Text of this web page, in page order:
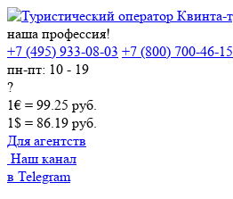
наша профессия!
+7 (495) 933-08-03 +7 (800) 700-46-15
пн-пт: 10 - 19
?
1€ = 99.25 руб.
1$ = 86.19 руб.
Для агентств
Наш канал
в Telegram